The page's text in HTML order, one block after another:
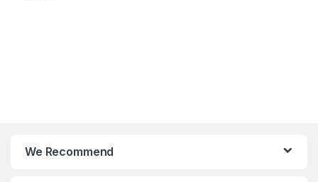
We Recommend